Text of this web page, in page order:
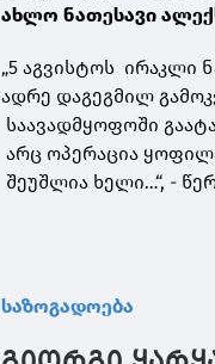
ახლო ნათესავი
„5 აგვისტოს ირაკლი
ადრე დაგეგმილ
საავადმყოფოში
არც ოპერაცია
შეუშლია ხელი…“, -
საზოგადოება